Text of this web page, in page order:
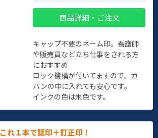
商品詳細・ご注文
キャップ不要のネーム印。看護師
や販売員など立ち仕事をされる方
におすすめ
ロック機構が付いてますので、カ
バンの中に入れても安心です。
インクの色は朱色です。
これ１本で認印＋訂正印！